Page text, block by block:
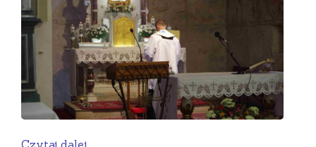
Czytaj dalej